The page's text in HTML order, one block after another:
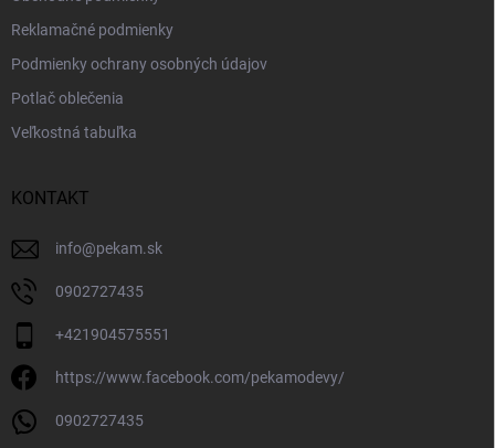
Reklamačné podmienky
Podmienky ochrany osobných údajov
Potlač oblečenia
Veľkostná tabuľka
KONTAKT
info@pekam.sk
0902727435
+421904575551
https://www.facebook.com/pekamodevy/
0902727435